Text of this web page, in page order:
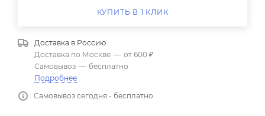
КУПИТЬ В 1 КЛИК
Доставка в Россию
Доставка по Москве — от 600 ₽
Самовывоз — бесплатно
Подробнее
Самовывоз сегодня - бесплатно